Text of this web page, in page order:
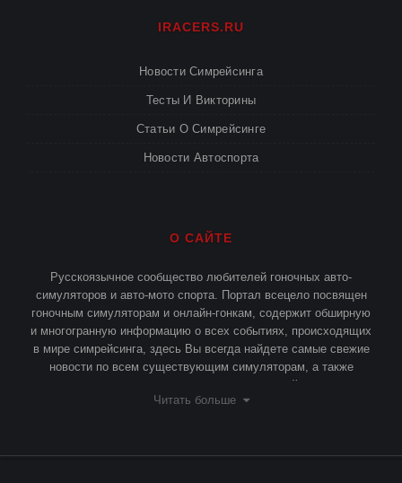
IRACERS.RU
Новости Симрейсинга
Тесты И Викторины
Статьи О Симрейсинге
Новости Автоспорта
О САЙТЕ
Русскоязычное сообщество любителей гоночных авто-
симуляторов и авто-мото спорта. Портал всецело посвящен
гоночным симуляторам и онлайн-гонкам, содержит обширную
и многогранную информацию о всех событиях, происходящих
в мире симрейсинга, здесь Вы всегда найдете самые свежие
новости по всем существующим симуляторам, а также
различные статьи и публикации о симрейсинге.
Читать больше